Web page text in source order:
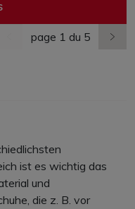
page 1 du 5
ist es wichtig das
und
die z. B. vor